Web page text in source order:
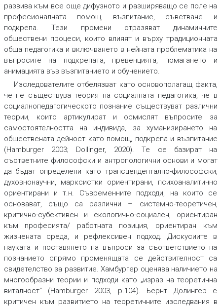
развива към все още дифузното и разширяващо се поле на
професионалната помощ, възпитание, съветване и
подкрепа. Тези промени отразяват динамичните
обществени процеси, които влияят и върху традиционната
обща педагогика и включването в нейната проблематика на
въпросите на подкрепата, превенцията, помагането и
анимацията във възпитанието и обучението.
Изследователите отбелязват като основополагащ факта,
че не съществува теория на социалната педагогика, че в
социалнопедагогическото познание съществуват различни
теории, които артикулират и осмислят въпросите за
самостоятелността на индивида, за хуманизирането на
обществената дейност като помощ, подкрепа и възпитание
(Hamburger 2003; Dollinger, 2020). Те се базират на
съответните философски и антропологични основи и могат
да бъдат определени като трансцендентално-философски,
духовнонаучни, марксистки ориентирани, психоаналитично
ориентирани и т.н. Съвременните подходи, на които се
основават, също са различни – системно-теоретичен,
критично-субективен и екологично-социален, ориентиран
към професията/ работната позиция, ориентиран към
жизнената среда, и рефлексивен подход. Дискусиите в
науката и поставянето на въпроси за съответствието на
познанието спрямо променящата се действителност са
свидетелство за развитие. Хамбургер оценява наличието на
многообразни теории и подходи като „израз на теоретична
виталност“ (Hamburger 2003, p.104). Бернт Долингер е
критичен към развитието на теоретичните изследвания в